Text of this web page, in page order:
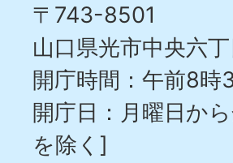
〒743-8501
山口県光市中央六
開庁時間：午前8
開庁日：月曜日か
を除く]